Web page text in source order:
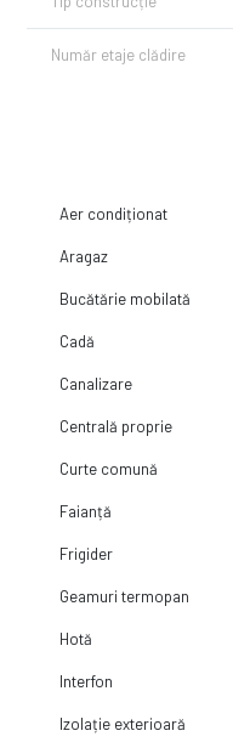
Număr etaje clădire
Aer condiționat
Aragaz
Bucătărie mobilată
Cadă
Canalizare
Centrală proprie
Curte comună
Faianță
Frigider
Geamuri termopan
Hotă
Interfon
Izolație exterioară